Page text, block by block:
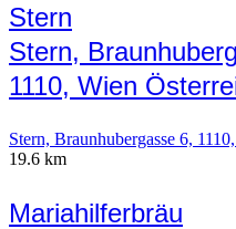
Stern
Stern,
1110, Wien
Stern, Braunhubergasse 6,
19.6 km
Mariahilferbräu